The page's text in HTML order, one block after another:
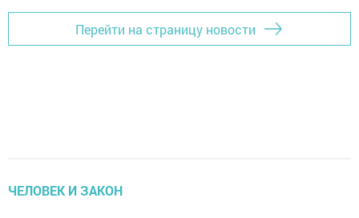
Перейти на страницу новости
ЧЕЛОВЕК И ЗАКОН